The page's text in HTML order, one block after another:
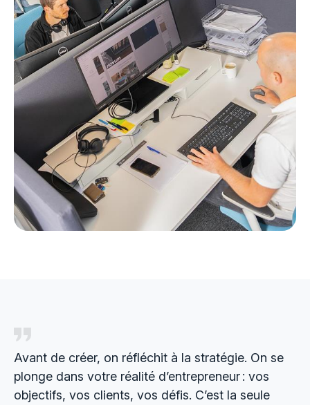
Avant de créer, on réfléchit à la stratégie. On se
plonge dans votre réalité d’entrepreneur : vos
objectifs, vos clients, vos défis. C’est la seule